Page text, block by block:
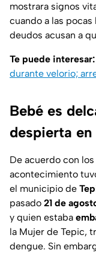
mostrara signos
cuando a las pocas
deudos acusan a
Te puede interesar:
durante velorio;
Bebé es
despierta en
De acuerdo con
acontecimiento
el municipio de
pasado 21 de
y quien estaba
la Mujer de Tepic,
dengue. Sin